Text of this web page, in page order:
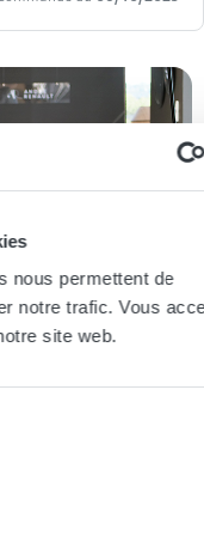
nous permettent de
notre trafic. Vous
site web.
à votre disposition